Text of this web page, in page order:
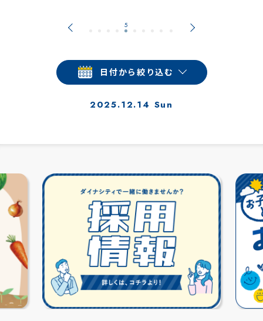
日付から絞り込む
2025.12.14 Sun